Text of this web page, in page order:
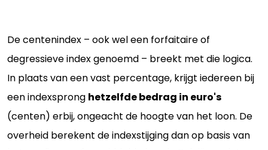
De centenindex – ook wel een forfaitaire of
degressieve index genoemd – breekt met die logica.
In plaats van een vast percentage, krijgt iedereen bij
een indexsprong hetzelfde bedrag in euro's
(centen) erbij, ongeacht de hoogte van het loon. De
overheid berekent de indexstijging dan op basis van